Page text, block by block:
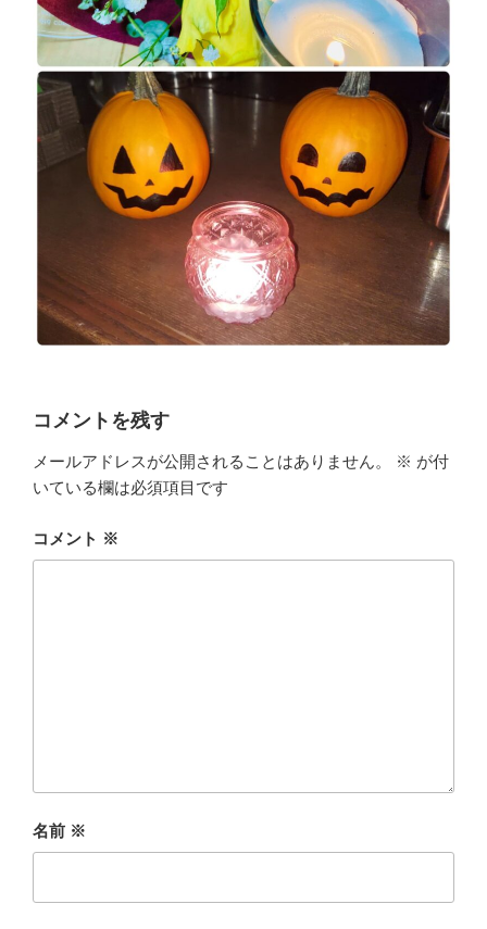
コメントを残す
メールアドレスが公開されることはありません。 ※ が付
いている欄は必須項目です
コメント ※
名前 ※